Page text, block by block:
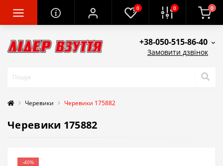
0 0 0
+38-050-515-86-40
Замовити дзвінок
Черевики Черевики 175882
Черевики 175882
-40%